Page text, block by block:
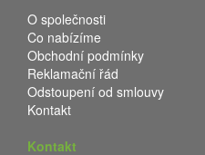
O společnosti
Co nabízíme
Obchodní podmínky
Reklamační řád
Odstoupení od smlouvy
Kontakt
Kontakt